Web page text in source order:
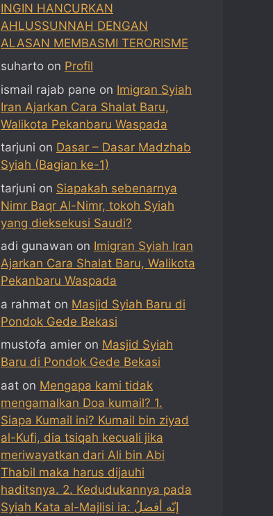
INGIN HANCURKAN
AHLUSSUNNAH DENGAN
ALASAN MEMBASMI TERORISME
suharto on Profil
ismail rajab pane on Imigran Syiah
Iran Ajarkan Cara Shalat Baru,
Walikota Pekanbaru Waspada
tarjuni on Dasar – Dasar Madzhab
Syiah (Bagian ke-1)
tarjuni on Siapakah sebenarnya
Nimr Baqr Al-Nimr, tokoh Syiah
yang dieksekusi Saudi?
adi gunawan on Imigran Syiah Iran
Ajarkan Cara Shalat Baru, Walikota
Pekanbaru Waspada
a rahmat on Masjid Syiah Baru di
Pondok Gede Bekasi
mustofa amier on Masjid Syiah
Baru di Pondok Gede Bekasi
aat on Mengapa kami tidak
mengamalkan Doa kumail? 1.
Siapa Kumail ini? Kumail bin ziyad
al-Kufi, dia tsiqah kecuali jika
meriwayatkan dari Ali bin Abi
Thabil maka harus dijauhi
haditsnya. 2. Kedudukannya pada
Syiah Kata al-Majlisi ia: إنّه أفضلُ